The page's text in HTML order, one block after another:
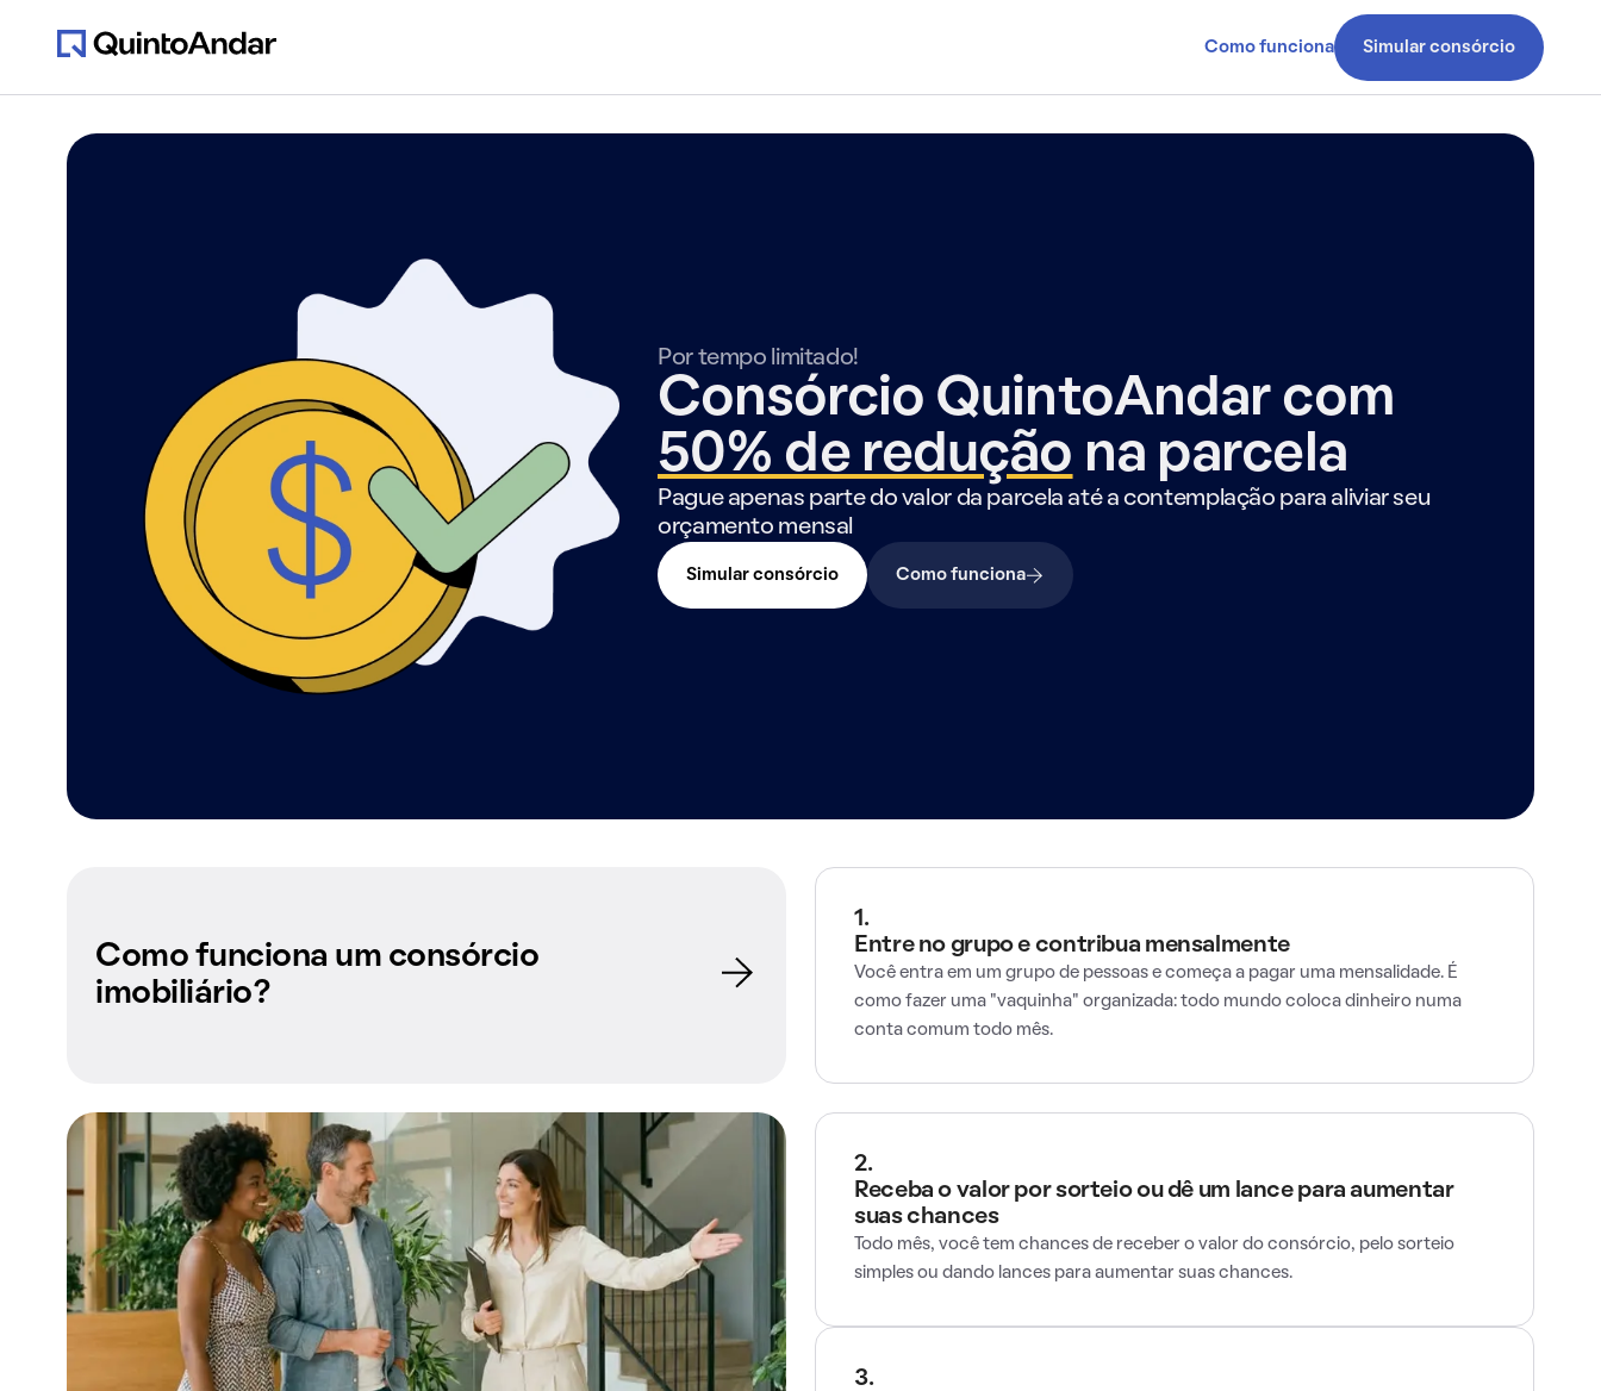
Como funciona Simular consórcio
Por tempo limitado!
Consórcio QuintoAndar com
50% de redução na parcela
Pague apenas parte do valor da parcela até a contemplação para aliviar seu
orçamento mensal
Simular consórcio Como funciona
Como funciona um consórcio
imobiliário?
1.
Entre no grupo e contribua mensalmente
Você entra em um grupo de pessoas e começa a pagar uma mensalidade. É
como fazer uma "vaquinha" organizada: todo mundo coloca dinheiro numa
conta comum todo mês.
2.
Receba o valor por sorteio ou dê um lance para aumentar
suas chances
Todo mês, você tem chances de receber o valor do consórcio, pelo sorteio
simples ou dando lances para aumentar suas chances.
3.